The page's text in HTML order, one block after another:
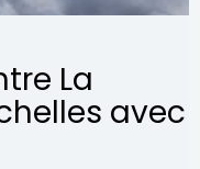
La
avec